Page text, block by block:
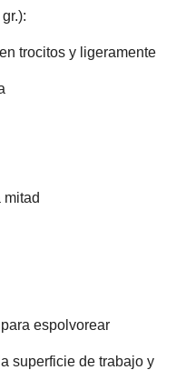
trocitos y ligeramente
espolvorear
superficie de trabajo y